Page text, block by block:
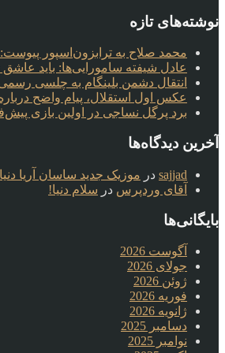
نوشته‌های تازه
محمد صلاح به ترابزون‌اسپور
عادل شیفته سامورایی‌ها: باید عاشق
انتقال دشمن بلینگام به چلسی
عکس اول استقلال، پیام واضح
برد پرگل نساجی در اولین بازی
آخرین دیدگاه‌ها
sajjad در موزیک جدید ساسان آریا
آقای وردپرس در سلام دنیا!
بایگانی‌ها
آگوست 2026
جولای 2026
ژوئن 2026
فوریه 2026
ژانویه 2026
دسامبر 2025
نوامبر 2025